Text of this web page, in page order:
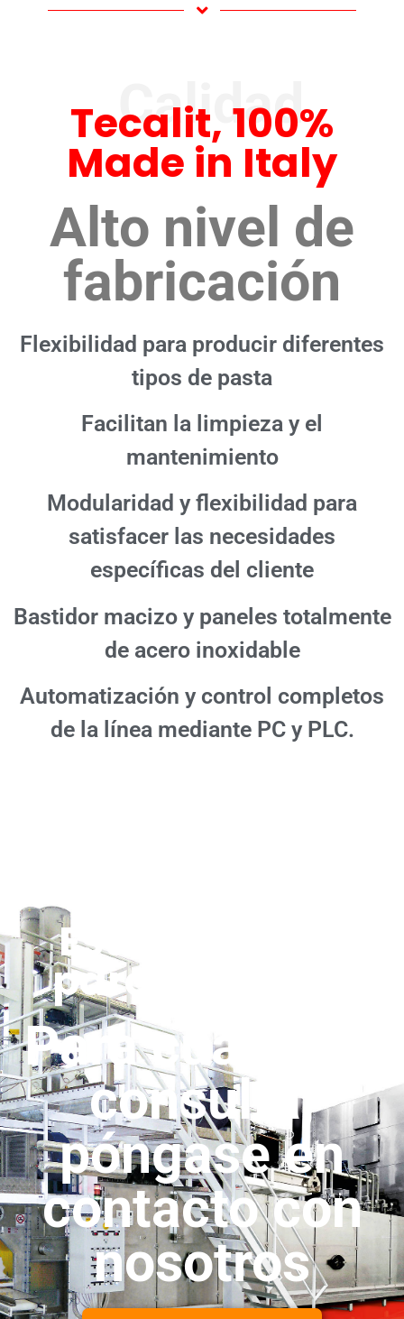
Calidad
Tecalit, 100%
Made in Italy
Alto nivel de
fabricación
Flexibilidad para producir diferentes
tipos de pasta
Facilitan la limpieza y el
mantenimiento
Modularidad y flexibilidad para
satisfacer las necesidades
específicas del cliente
Bastidor macizo y paneles totalmente
de acero inoxidable
Automatización y control completos
de la línea mediante PC y PLC.
Estamos aquí
para ayudarle
Para cualquier
consulta,
póngase en
contacto con
nosotros